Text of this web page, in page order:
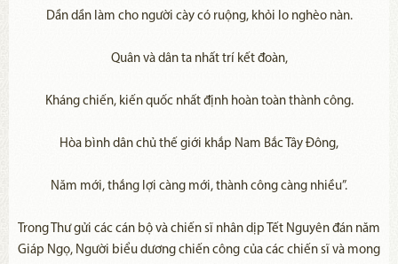
Dần dần làm cho người cày có ruộng, khỏi lo nghèo nàn.
Quân và dân ta nhất trí kết đoàn,
Kháng chiến, kiến quốc nhất định hoàn toàn thành công.
Hòa bình dân chủ thế giới khắp Nam Bắc Tây Đông,
Năm mới, thắng lợi càng mới, thành công càng nhiều”.
Trong Thư gửi các cán bộ và chiến sĩ nhân dịp Tết Nguyên đán năm
Giáp Ngọ, Người biểu dương chiến công của các chiến sĩ và mong